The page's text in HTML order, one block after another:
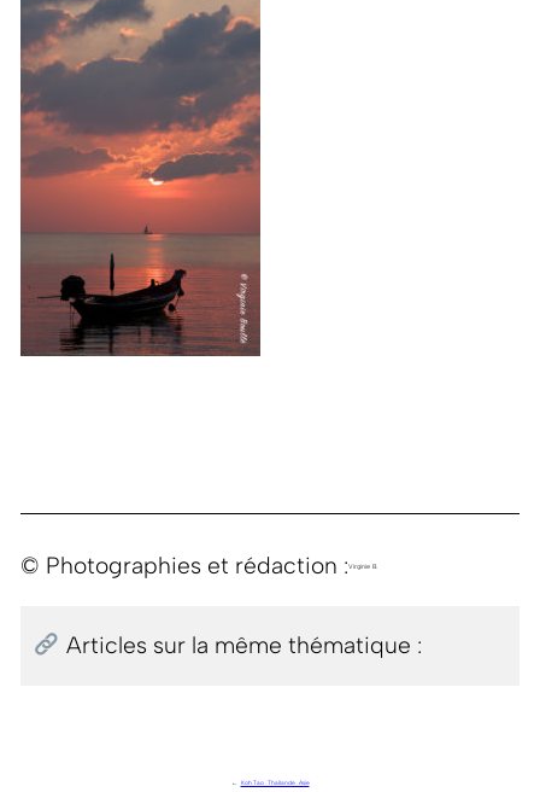
© Photographies et rédaction :Virginie B.
Articles sur la même thématique :
← Koh Tao . Thaïlande . Asie